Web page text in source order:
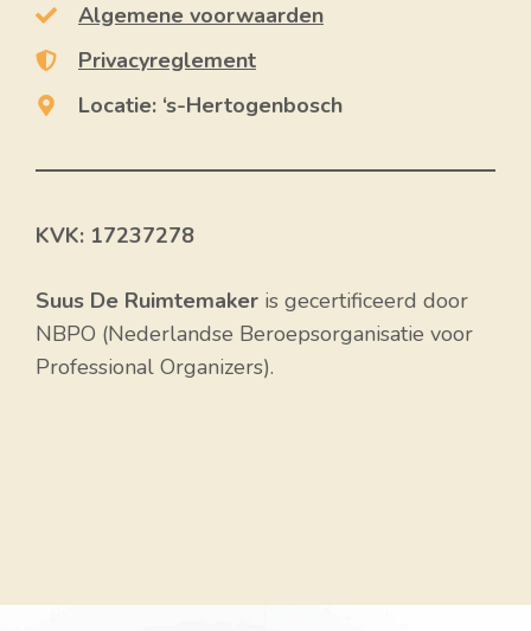
Algemene voorwaarden
Privacyreglement
Locatie: ‘s-Hertogenbosch
KVK: 17237278
Suus De Ruimtemaker is gecertificeerd door
NBPO (Nederlandse Beroepsorganisatie voor
Professional Organizers).